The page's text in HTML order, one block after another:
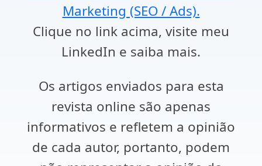
Marketing (SEO / Ads).
Clique no link acima, visite meu
LinkedIn e saiba mais.
Os artigos enviados para esta
revista online são apenas
informativos e refletem a opinião
de cada autor, portanto, podem